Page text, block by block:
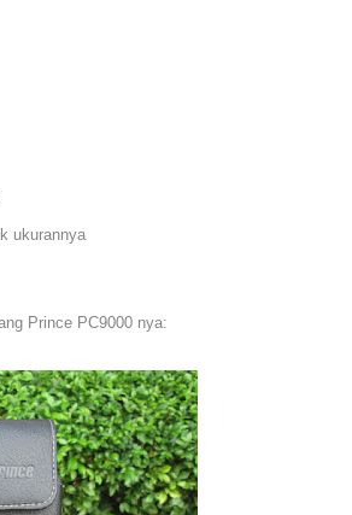
ukurannya
Prince PC9000 nya: